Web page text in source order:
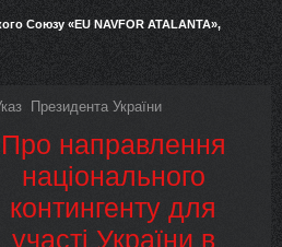
Союзу «EU NAVFOR ATALANTA»,
Президента України
Про направлення
національного
контингенту для
участі України в